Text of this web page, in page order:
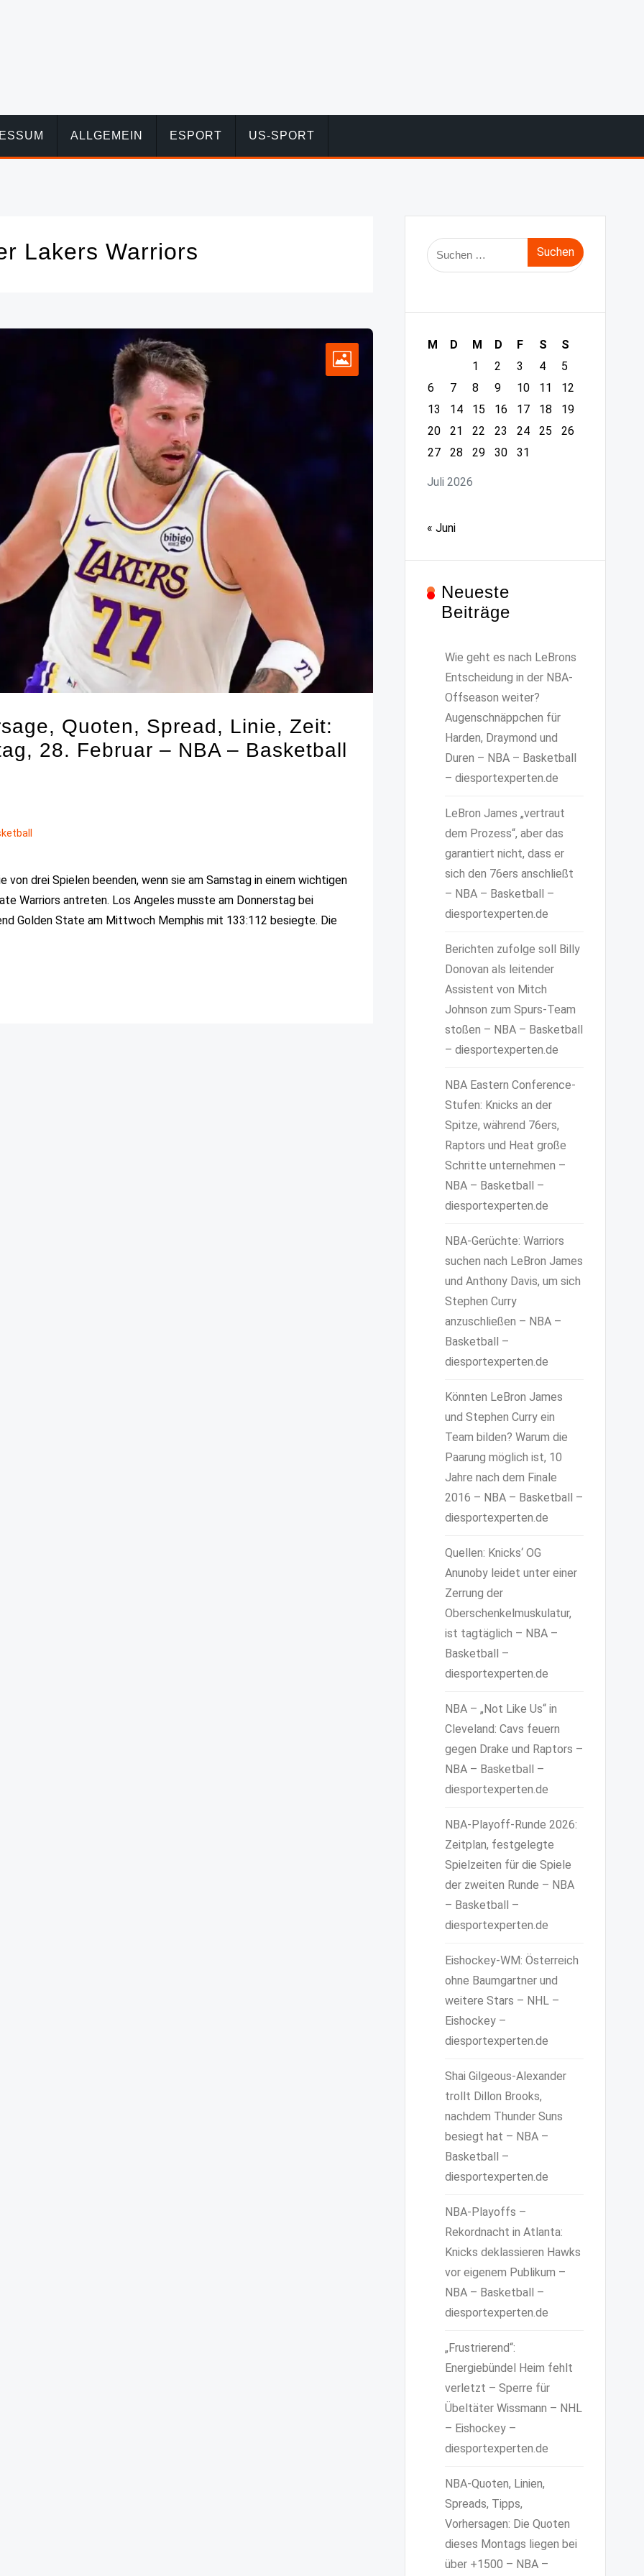
ALLGEMEIN ESPORT US-SPORT
Lakers Warriors
Quoten, Spread, Linie, Zeit:
28. Februar – NBA – Basketball
von drei Spielen beenden, wenn sie am Samstag in einem wichtigen
Warriors antreten. Los Angeles musste am Donnerstag bei
Golden State am Mittwoch Memphis mit 133:112 besiegte. Die
Suche
nach:
Juli 2026
M D M D F S
S
1
2 3 4
5
6
7 8 9 10 11
12
13
14 15 16 17 18
19
20
21 22 23 24 25
26
27
28 29 30 31
« Juni
Neueste
Beiträge
Wie geht es nach LeBrons
Entscheidung in der NBA-
Offseason weiter?
Augenschnäppchen für
Harden, Draymond und
Duren – NBA – Basketball
– diesportexperten.de
LeBron James „vertraut
dem Prozess“, aber das
garantiert nicht, dass er
sich den 76ers anschließt
– NBA – Basketball –
diesportexperten.de
Berichten zufolge soll Billy
Donovan als leitender
Assistent von Mitch
Johnson zum Spurs-Team
stoßen – NBA – Basketball
– diesportexperten.de
NBA Eastern Conference-
Stufen: Knicks an der
Spitze, während 76ers,
Raptors und Heat große
Schritte unternehmen –
NBA – Basketball –
diesportexperten.de
NBA-Gerüchte: Warriors
suchen nach LeBron James
und Anthony Davis, um sich
Stephen Curry
anzuschließen – NBA –
Basketball –
diesportexperten.de
Könnten LeBron James
und Stephen Curry ein
Team bilden? Warum die
Paarung möglich ist, 10
Jahre nach dem Finale
2016 – NBA – Basketball –
diesportexperten.de
Quellen: Knicks‘ OG
Anunoby leidet unter einer
Zerrung der
Oberschenkelmuskulatur,
ist tagtäglich – NBA –
Basketball –
diesportexperten.de
NBA – „Not Like Us“ in
Cleveland: Cavs feuern
gegen Drake und Raptors –
NBA – Basketball –
diesportexperten.de
NBA-Playoff-Runde 2026:
Zeitplan, festgelegte
Spielzeiten für die Spiele
der zweiten Runde – NBA
– Basketball –
diesportexperten.de
Eishockey-WM: Österreich
ohne Baumgartner und
weitere Stars – NHL –
Eishockey –
diesportexperten.de
Shai Gilgeous-Alexander
trollt Dillon Brooks,
nachdem Thunder Suns
besiegt hat – NBA –
Basketball –
diesportexperten.de
NBA-Playoffs –
Rekordnacht in Atlanta:
Knicks deklassieren Hawks
vor eigenem Publikum –
NBA – Basketball –
diesportexperten.de
„Frustrierend“:
Energiebündel Heim fehlt
verletzt – Sperre für
Übeltäter Wissmann – NHL
– Eishockey –
diesportexperten.de
NBA-Quoten, Linien,
Spreads, Tipps,
Vorhersagen: Die Quoten
dieses Montags liegen bei
über +1500 – NBA –